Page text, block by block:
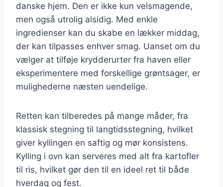
danske hjem. Den er ikke kun velsmagende,
men også utrolig alsidig. Med enkle
ingredienser kan du skabe en lækker middag,
der kan tilpasses enhver smag. Uanset om du
vælger at tilføje krydderurter fra haven eller
eksperimentere med forskellige grøntsager, er
mulighederne næsten uendelige.
Retten kan tilberedes på mange måder, fra
klassisk stegning til langtidsstegning, hvilket
giver kyllingen en saftig og mør konsistens.
Kylling i ovn kan serveres med alt fra kartofler
til ris, hvilket gør den til en ideel ret til både
hverdag og fest.